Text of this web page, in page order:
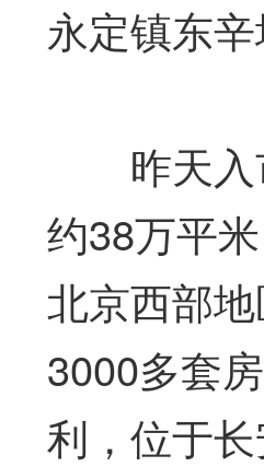
永定镇东
昨天入
约38万平
北京西部
3000多套
利，位于